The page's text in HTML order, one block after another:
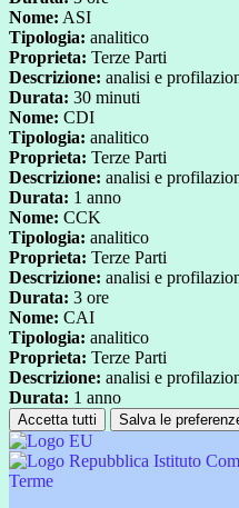
Nome: ASI
Tipologia: analitico
Proprieta: Terze Parti
Descrizione: analisi e
Durata: 30 minuti
Nome: CDI
Tipologia: analitico
Proprieta: Terze Parti
Descrizione: analisi e
Durata: 1 anno
Nome: CCK
Tipologia: analitico
Proprieta: Terze Parti
Descrizione: analisi e
Durata: 3 ore
Nome: CAI
Tipologia: analitico
Proprieta: Terze Parti
Descrizione: analisi e
Durata: 1 anno
Accetta tutti Salva le
Istituto
Terme